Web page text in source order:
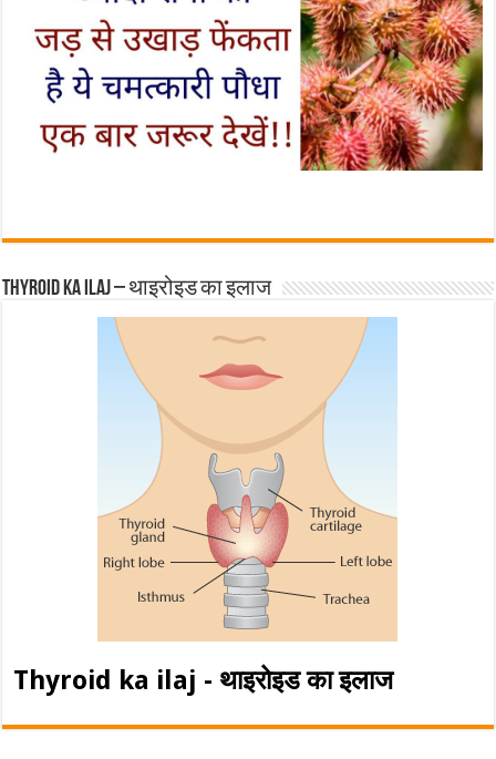
Thyroid ka ilaj – थाइरोइड का इलाज
Thyroid ka ilaj - थाइरोइड का इलाज